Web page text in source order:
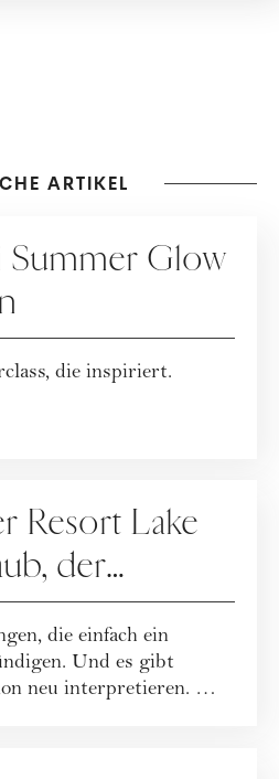
ARTIKEL
Glow
die inspiriert.
Resort Lake
der
definiert
die einfach ein
Und es gibt
neu interpretieren. Mit